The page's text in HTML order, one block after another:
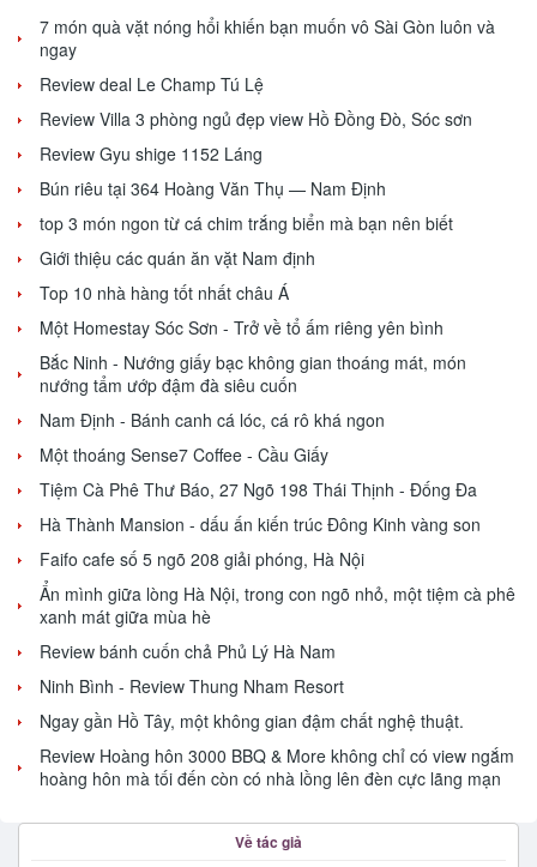
7 món quà vặt nóng hổi khiến bạn muốn vô Sài Gòn luôn và
ngay
Review deal Le Champ Tú Lệ
Review Villa 3 phòng ngủ đẹp view Hồ Đồng Đò, Sóc sơn
Review Gyu shige 1152 Láng
Bún riêu tại 364 Hoàng Văn Thụ — Nam Định
top 3 món ngon từ cá chim trắng biển mà bạn nên biết
Giới thiệu các quán ăn vặt Nam định
Top 10 nhà hàng tốt nhất châu Á
Một Homestay Sóc Sơn - Trở về tổ ấm riêng yên bình
Bắc Ninh - Nướng giấy bạc không gian thoáng mát, món
nướng tẩm ướp đậm đà siêu cuốn
Nam Định - Bánh canh cá lóc, cá rô khá ngon
Một thoáng Sense7 Coffee - Cầu Giấy
Tiệm Cà Phê Thư Báo, 27 Ngõ 198 Thái Thịnh - Đống Đa
Hà Thành Mansion - dấu ấn kiến trúc Đông Kinh vàng son
Faifo cafe số 5 ngõ 208 giải phóng, Hà Nội
Ẩn mình giữa lòng Hà Nội, trong con ngõ nhỏ, một tiệm cà phê
xanh mát giữa mùa hè
Review bánh cuốn chả Phủ Lý Hà Nam
Ninh Bình - Review Thung Nham Resort
Ngay gần Hồ Tây, một không gian đậm chất nghệ thuật.
Review Hoàng hôn 3000 BBQ & More không chỉ có view ngắm
hoàng hôn mà tối đến còn có nhà lồng lên đèn cực lãng mạn
Về tác giả